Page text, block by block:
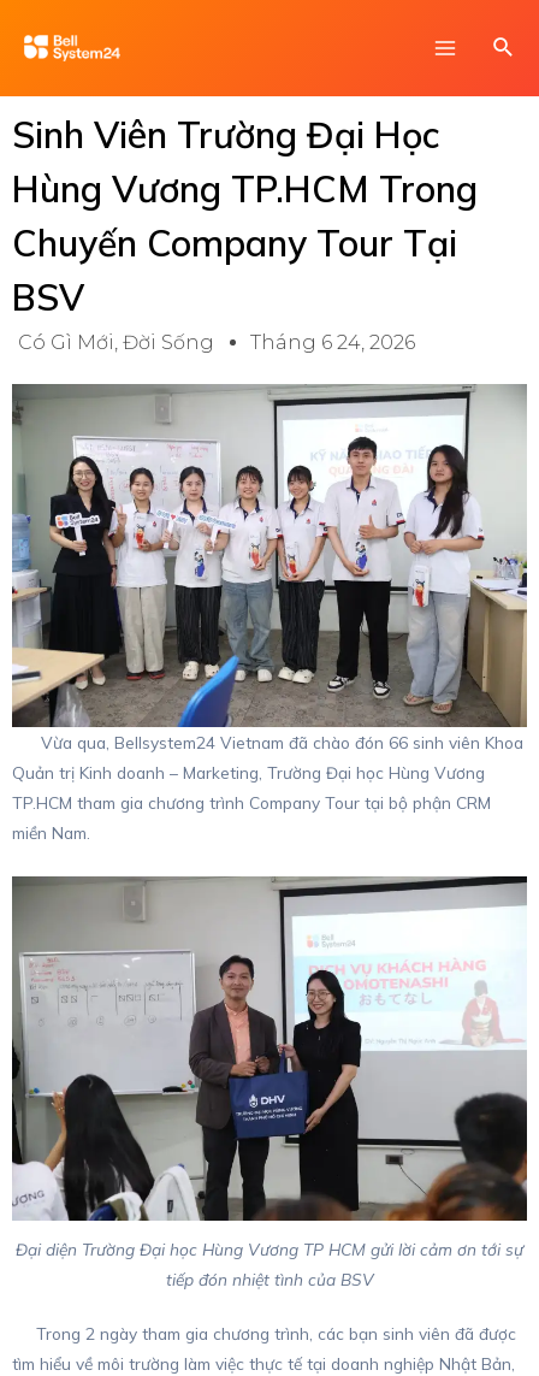
Sinh Viên Trường Đại Học
Hùng Vương TP.HCM Trong
Chuyến Company Tour Tại
BSV
Có Gì Mới, Đời Sống Tháng 6 24, 2026
Vừa qua, Bellsystem24 Vietnam đã chào đón 66 sinh viên Khoa
Quản trị Kinh doanh – Marketing, Trường Đại học Hùng Vương
TP.HCM tham gia chương trình Company Tour tại bộ phận CRM
miền Nam.
Đại diện Trường Đại học Hùng Vương TP HCM gửi lời cảm ơn tới sự
tiếp đón nhiệt tình của BSV
Trong 2 ngày tham gia chương trình, các bạn sinh viên đã được
tìm hiểu về môi trường làm việc thực tế tại doanh nghiệp Nhật Bản,